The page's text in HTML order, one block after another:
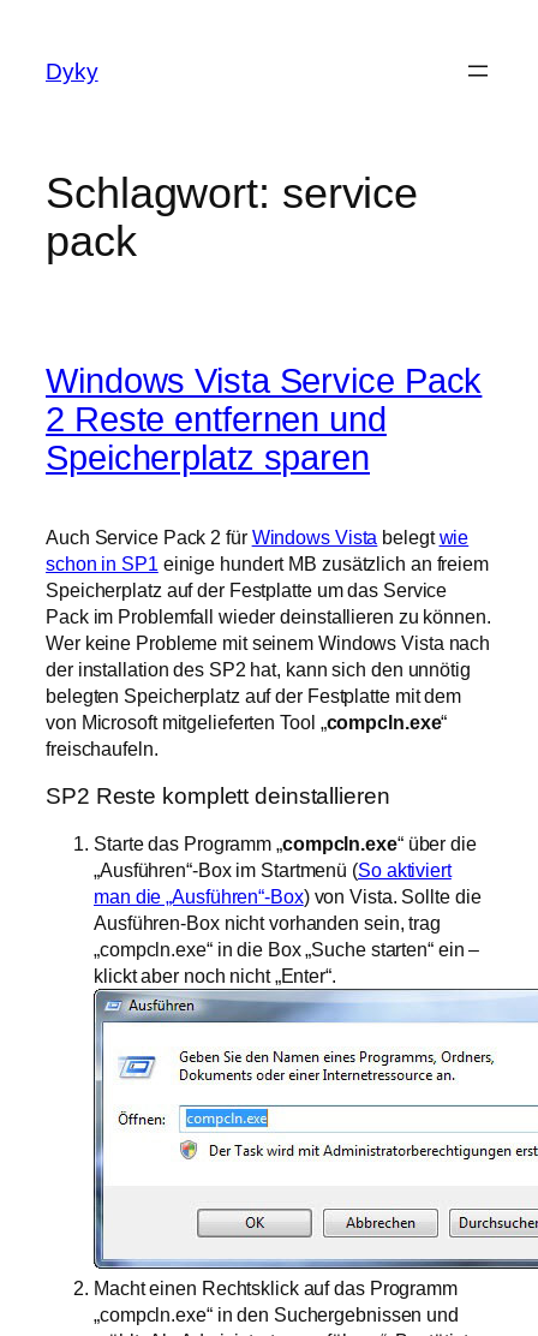
springen
Dyky
Schlagwort: service
pack
Windows Vista Service Pack
2 Reste entfernen und
Speicherplatz sparen
Auch Service Pack 2 für Windows Vista belegtwie
schon in SP1 einige hundert MB zusätzlich an freiem
Speicherplatz auf der Festplatte um das Service
Pack im Problemfall wieder deinstallieren zu können.
Wer keine Probleme mit seinem Windows Vista nach
der installation des SP2 hat, kann sich den unnötig
belegten Speicherplatz auf der Festplatte mit dem
von Microsoft mitgelieferten Tool „compcln.exe“
freischaufeln.
SP2 Reste komplett deinstallieren
Starte das Programm „compcln.exe“ über die
„Ausführen“-Box im Startmenü (So aktiviert
man die „Ausführen“-Box) von Vista. Sollte die
Ausführen-Box nicht vorhanden sein, trag
„compcln.exe“ in die Box „Suche starten“ ein –
klickt aber noch nicht „Enter“.
Macht einen Rechtsklick auf das Programm
„compcln.exe“ in den Suchergebnissen und